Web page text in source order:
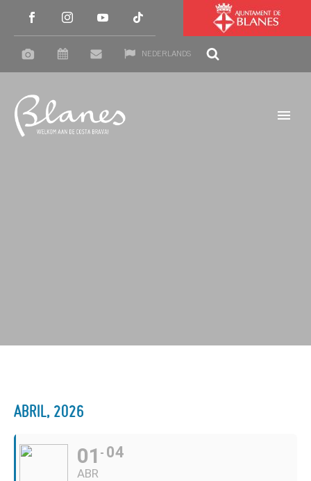
NEDERLANDS
ABRIL, 2026
01
ABR
04